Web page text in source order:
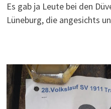
Es gab ja Leute bei den
Lüneburg, die angesichts